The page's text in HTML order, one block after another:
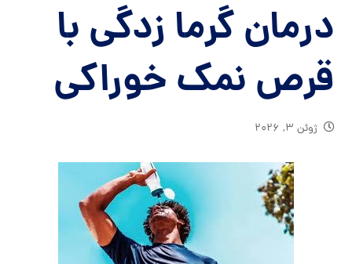
درمان گرما زدگی با
قرص نمک خوراکی
ژوئن ۳, ۲۰۲۶